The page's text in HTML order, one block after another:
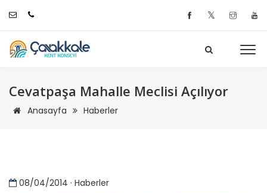
𝕏
Cevatpaşa Mahalle Meclisi Açılıyor
Anasayfa Haberler
08/04/2014 · Haberler